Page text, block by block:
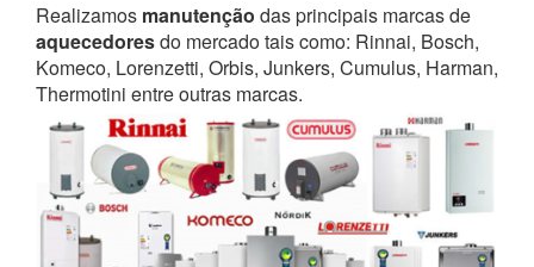
Realizamos manutenção das principais marcas de
aquecedoresdo mercado tais como: Rinnai, Bosch,
Komeco, Lorenzetti, Orbis, Junkers, Cumulus, Harman,
Thermotini entre outras marcas.